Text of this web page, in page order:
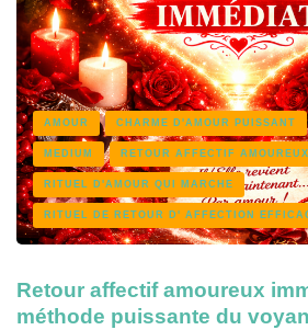
AMOUR CHARME D'AMOUR PUISSANT
MEDIUM RETOUR AFFECTIF
RITUEL D'AMOUR QUI MARCHE
RITUEL DE RETOUR D' AFFECTION
Retour affectif amoureux
méthode puissante du